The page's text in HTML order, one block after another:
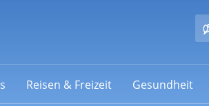
Reisen & Freizeit Gesundheit